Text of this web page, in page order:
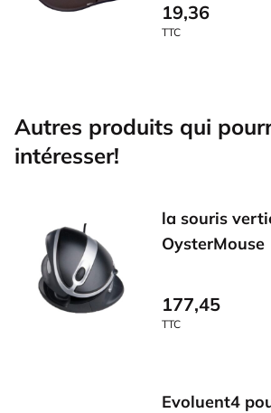
19,36
TTC
Autres produits qui
intéresser!
la souris
OysterMouse
177,45
TTC
Evoluent4